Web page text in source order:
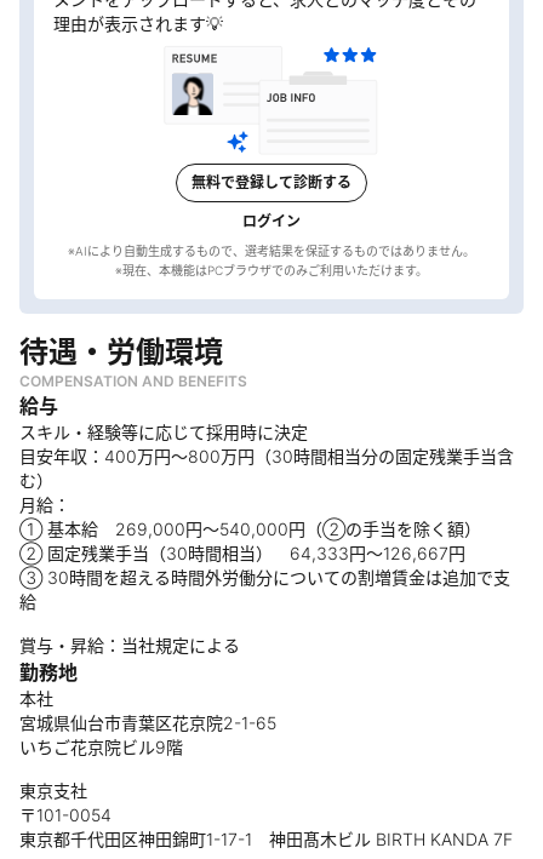
理由が表示されます💡
無料で登録して診断する
ログイン
※AIにより自動生成するもので、選考結果を保証するものではありません。
待遇・労働環境
COMPENSATION AND BENEFITS
給与
スキル・経験等に応じて採用時に決定
目安年収：400万円～800万円（30時間相当分の固定残業手当含
む）
月給：
① 基本給 269,000円〜540,000円（②の手当を除く額）
② 固定残業手当（30時間相当） 64,333円〜126,667円
③ 30時間を超える時間外労働分についての割増賃金は追加で支
給
賞与・昇給：当社規定による
勤務地
本社
宮城県仙台市青葉区花京院2-1-65
いちご花京院ビル9階
東京支社
〒101-0054
東京都千代田区神田錦町1-17-1 神田髙木ビル BIRTH KANDA 7F